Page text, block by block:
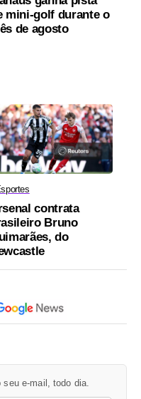
mini-golf durante o
de agosto
contrata
Bruno
do
seu e-mail, todo dia.